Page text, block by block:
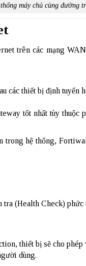
máy chủ cùng đường
trên các mạng
thiết bị định tuyến
tốt nhất tùy thuộc
hệ thống,
(Health Check)
thiết bị sẽ cho
dùng.